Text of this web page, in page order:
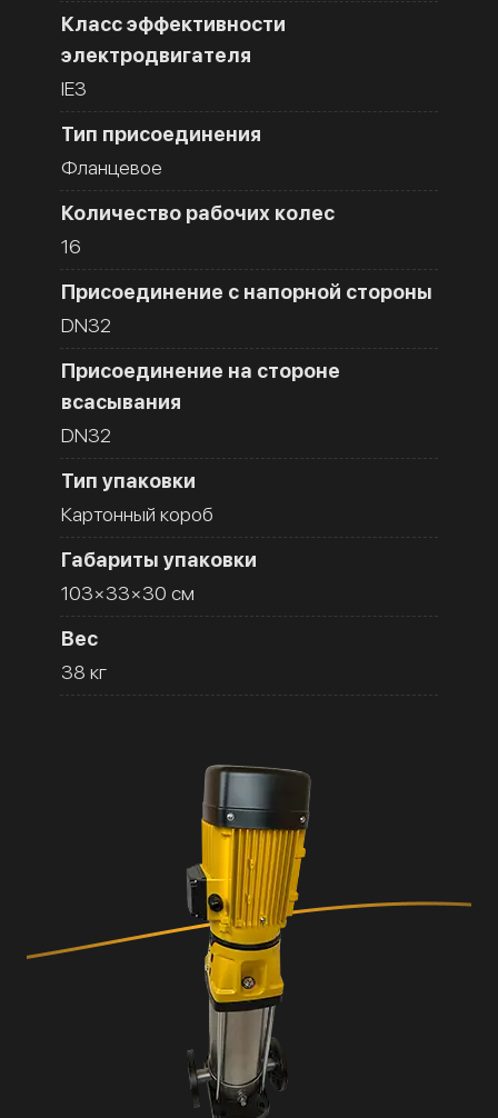
Класс эффективности
электродвигателя
IE3
Тип присоединения
Фланцевое
Количество рабочих колес
16
Присоединение с напорной стороны
DN32
Присоединение на стороне
всасывания
DN32
Тип упаковки
Картонный короб
Габариты упаковки
103×33×30 см
Вес
38 кг